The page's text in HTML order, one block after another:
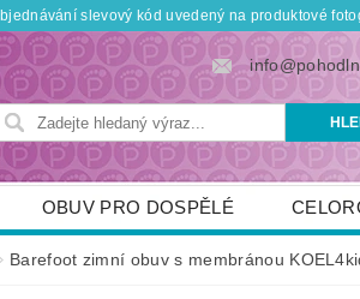
slevový kód uvedený na produktové
OBUV PRO DOSPĚLÉ
PRO DĚTI DOPLŇKY
Barefoot zimní obuv s membránou